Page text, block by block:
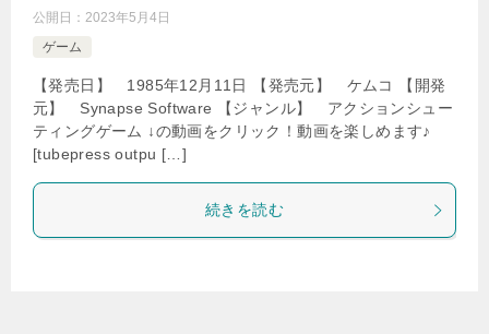
公開日： 2023年5月4日
ゲーム
【発売日】 1985年12月11日 【発売元】 ケムコ 【開発
元】 Synapse Software 【ジャンル】 アクションシュー
ティングゲーム ↓の動画をクリック！動画を楽しめます♪
[tubepress outpu […]
続きを読む